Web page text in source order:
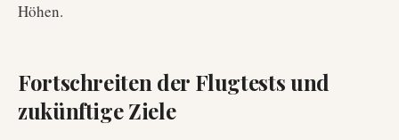
Höhen.
Fortschreiten der Flugtests und
zukünftige Ziele